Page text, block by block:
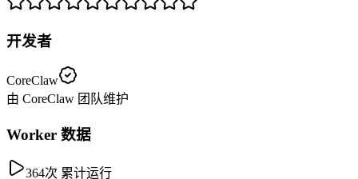
开发者
CoreClaw
由 CoreClaw 团队维护
Worker 数据
364次 累计运行